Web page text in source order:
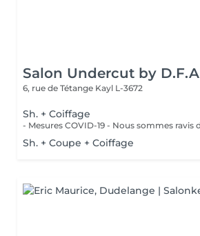
Salon Undercut by D.F.A
6, rue de Tétange Kayl L-3672
Sh. + Coiffage
Sh. + Coupe + Coiffage